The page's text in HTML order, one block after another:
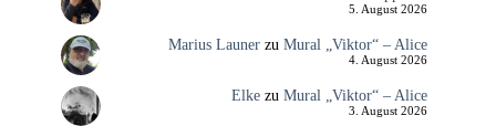
5. August 2026
Marius Launerzu Mural „Viktor“ – Alice
4. August 2026
Elkezu Mural „Viktor“ – Alice
3. August 2026